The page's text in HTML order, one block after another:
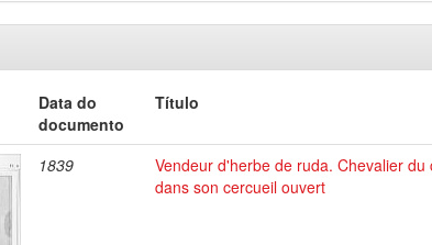
Data do
documento
Título
1839
Vendeur d'herbe de ruda. Chevalier du
dans son cercueil ouvert